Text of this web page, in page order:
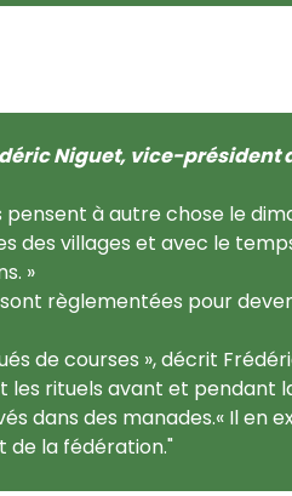
Niguet, vice-président
pensent à autre chose le
des villages et avec le
»
règlementées pour
de courses », décrit
les rituels avant et pendant
dans des manades.« Il en
de la fédération."